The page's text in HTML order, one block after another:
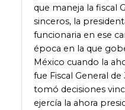
que maneja la fiscal
sinceros, la
funcionaria en ese
época en la que
México cuando la
fue Fiscal General
tomó decisiones
ejercía la ahora